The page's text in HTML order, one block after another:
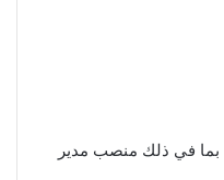
من المناصب، بما في ذلك منصب مدير